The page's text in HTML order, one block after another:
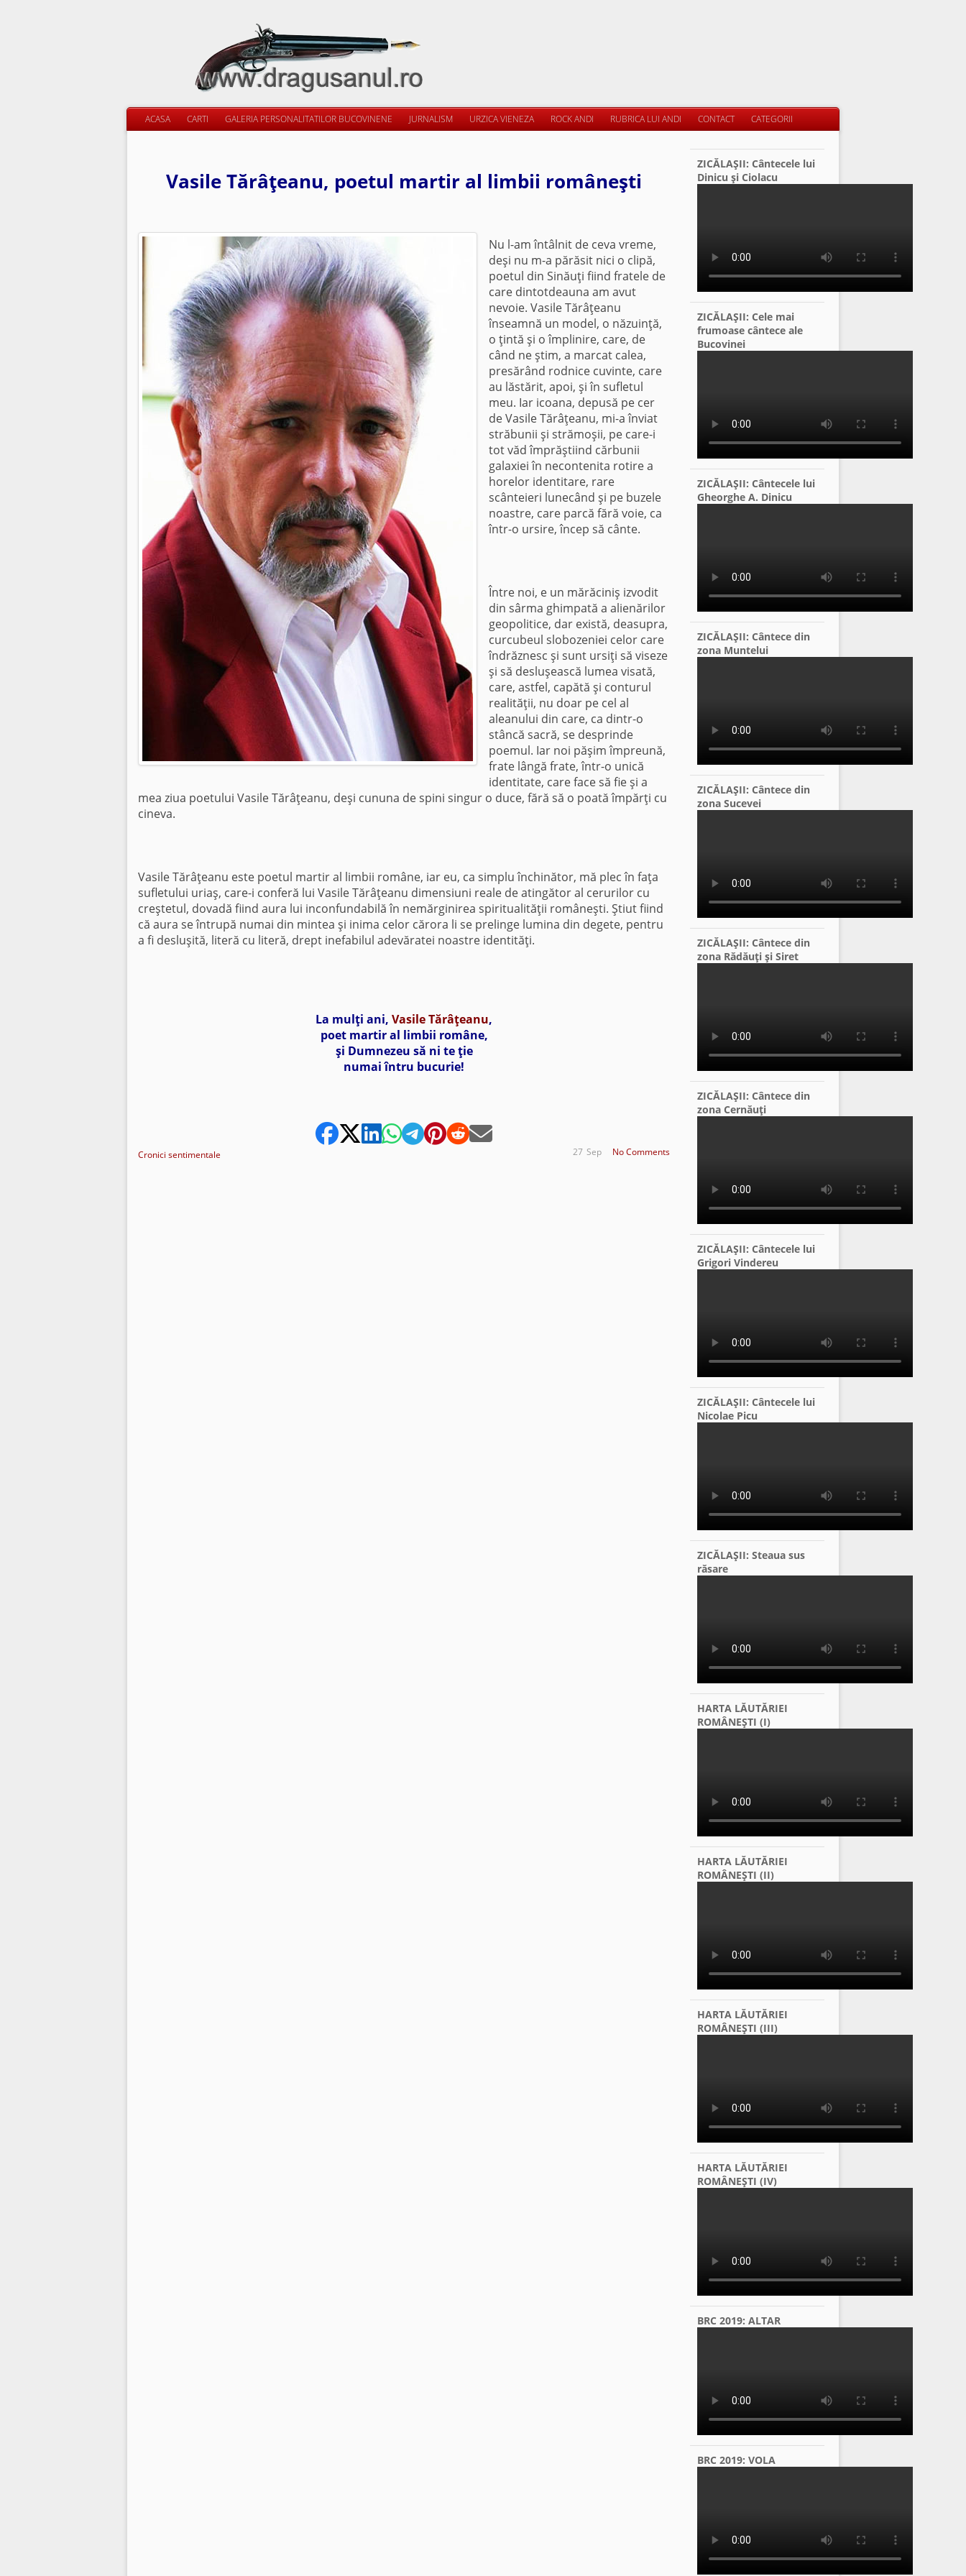
ACASA CARTI GALERIA PERSONALITATILOR BUCOVINENE JURNALISM URZICA VIENEZA ROCK ANDI RUBRICA LUI ANDI CONTACT CATEGORII
Vasile Tărâţeanu, poetul martir al limbii româneşti
Nu l-am întâlnit de ceva vreme,
deşi nu m-a părăsit nici o clipă,
poetul din Sinăuţi fiind fratele de
care dintotdeauna am avut
nevoie. Vasile Tărâţeanu
înseamnă un model, o năzuinţă,
o ţintă şi o împlinire, care, de
când ne ştim, a marcat calea,
presărând rodnice cuvinte, care
au lăstărit, apoi, şi în sufletul
meu. Iar icoana, depusă pe cer
de Vasile Tărâţeanu, mi-a înviat
străbunii şi strămoşii, pe care-i
tot văd împrăştiind cărbunii
galaxiei în necontenita rotire a
horelor identitare, rare
scânteieri lunecând şi pe buzele
noastre, care parcă fără voie, ca
într-o ursire, încep să cânte.
Între noi, e un mărăciniş izvodit
din sârma ghimpată a alienărilor
geopolitice, dar există, deasupra,
curcubeul slobozeniei celor care
îndrăznesc şi sunt ursiţi să viseze
şi să desluşească lumea visată,
care, astfel, capătă şi conturul
realităţii, nu doar pe cel al
aleanului din care, ca dintr-o
stâncă sacră, se desprinde
poemul. Iar noi păşim împreună,
frate lângă frate, într-o unică
identitate, care face să fie şi a
mea ziua poetului Vasile Tărâţeanu, deşi cununa de spini singur o duce, fără să o poată împărţi cu
cineva.
Vasile Tărâţeanu este poetul martir al limbii române, iar eu, ca simplu închinător, mă plec în faţa
sufletului uriaş, care-i conferă lui Vasile Tărâţeanu dimensiuni reale de atingător al cerurilor cu
creştetul, dovadă fiind aura lui inconfundabilă în nemărginirea spiritualităţii româneşti. Ştiut fiind
că aura se întrupă numai din mintea şi inima celor cărora li se prelinge lumina din degete, pentru
a fi desluşită, literă cu literă, drept inefabilul adevăratei noastre identităţi.
La mulţi ani, Vasile Tărâţeanu,
poet martir al limbii române,
şi Dumnezeu să ni te ţie
numai întru bucurie!
Cronici sentimentale No Comments
Sep
27
ZICĂLAŞII: Cântecele lui
Dinicu şi Ciolacu
ZICĂLAŞII: Cele mai
frumoase cântece ale
Bucovinei
ZICĂLAŞII: Cântecele lui
Gheorghe A. Dinicu
ZICĂLAŞII: Cântece din
zona Muntelui
ZICĂLAŞII: Cântece din
zona Sucevei
ZICĂLAŞII: Cântece din
zona Rădăuţi şi Siret
ZICĂLAŞII: Cântece din
zona Cernăuţi
ZICĂLAŞII: Cântecele lui
Grigori Vindereu
ZICĂLAŞII: Cântecele lui
Nicolae Picu
ZICĂLAŞII: Steaua sus
răsare
HARTA LĂUTĂRIEI
ROMÂNEŞTI (I)
HARTA LĂUTĂRIEI
ROMÂNEŞTI (II)
HARTA LĂUTĂRIEI
ROMÂNEŞTI (III)
HARTA LĂUTĂRIEI
ROMÂNEŞTI (IV)
BRC 2019: ALTAR
BRC 2019: VOLA